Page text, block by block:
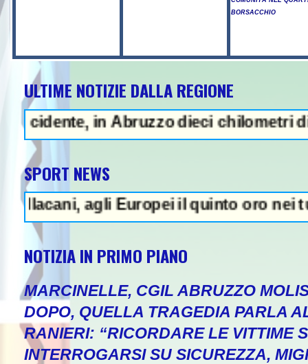
BORSACCHIO
ULTIME NOTIZIE DALLA REGIONE
in Abruzzo dieci chilometri di coda -
SPORT NEWS
Europei il quinto oro nei tuffi
NOTIZIA IN PRIMO PIANO
MARCINELLE, CGIL ABRUZZO
DOPO, QUELLA TRAGEDIA PARLA
RANIERI: “RICORDARE LE VITTIME
INTERROGARSI SU SICUREZZA,